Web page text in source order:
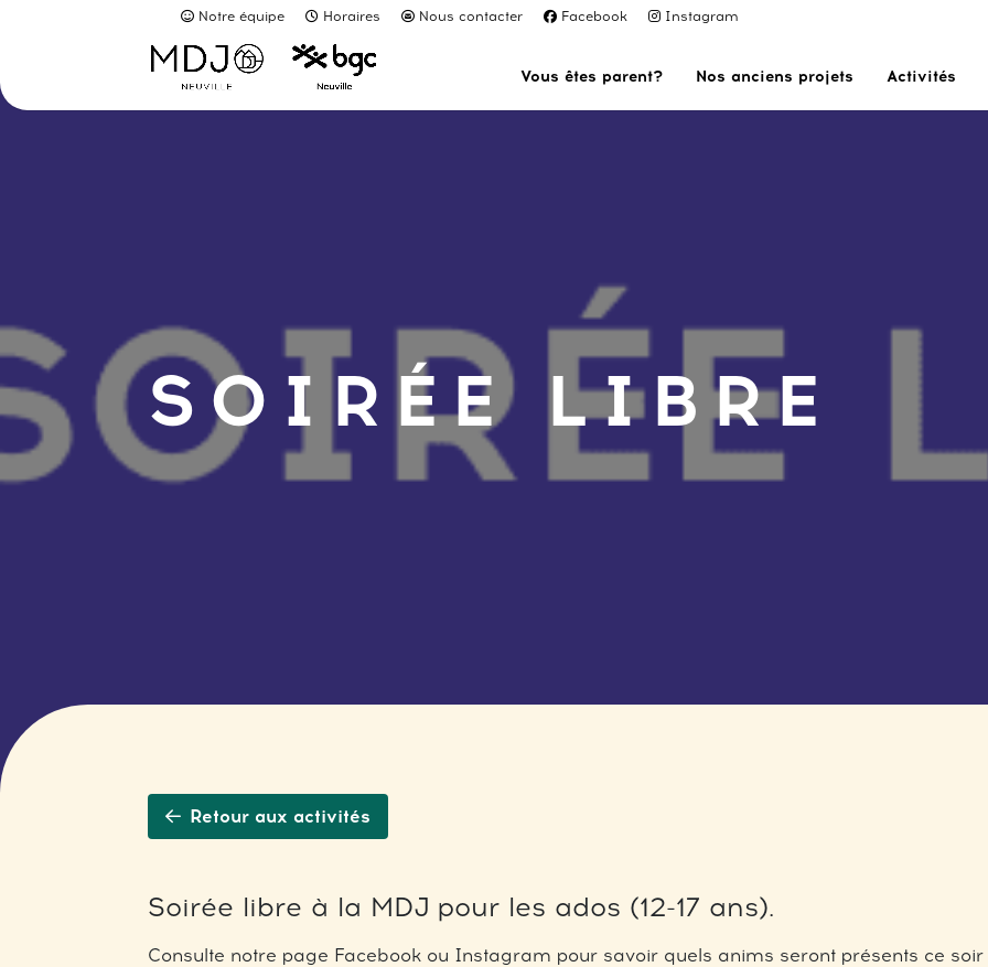
Notre équipe Horaires Nous contacter Facebook Instagram
Vous êtes parent? Nos anciens projets Activités
SOIRÉE LIBRE
Retour aux activités
Soirée libre à la MDJ pour les ados (12-17 ans).
Consulte notre page Facebook ou Instagram pour savoir quels anims seront présents ce soir